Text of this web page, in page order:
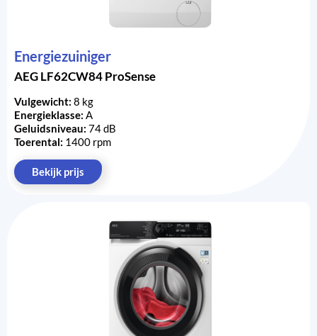
Energiezuiniger
AEG LF62CW84 ProSense
Vulgewicht: 8 kg
Energieklasse: A
Geluidsniveau: 74 dB
Toerental: 1400 rpm
Bekijk prijs